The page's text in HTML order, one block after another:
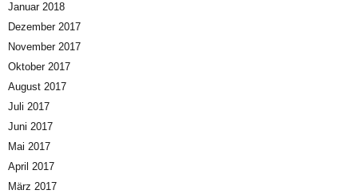
Januar 2018
Dezember 2017
November 2017
Oktober 2017
August 2017
Juli 2017
Juni 2017
Mai 2017
April 2017
März 2017